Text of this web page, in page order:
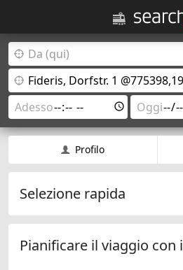
Profilo
Selezione rapida
Pianificare il viaggio con